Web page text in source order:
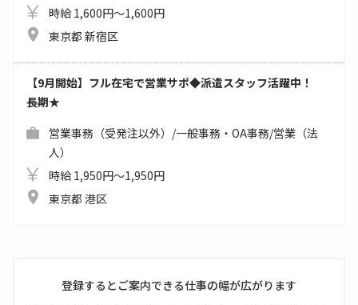
時給 1,600円～1,600円
東京都 新宿区
【9月開始】フル在宅で営業サポ◆派遣スタッフ活躍中！
長期★
営業事務（受発注以外）/一般事務・OA事務/営業（法
人）
時給 1,950円～1,950円
東京都 港区
登録するとご案内できる仕事の幅が広がります